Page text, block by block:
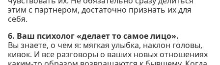
этим с партнером, достаточно признать их для
себя.
6. Ваш психолог «делает то самое лицо».
Вы знаете, о чем я: мягкая улыбка, наклон головы,
кивок. И все разговоры о ваших новых отношениях